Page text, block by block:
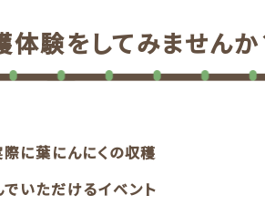
体験をしてみませんか
に葉にんにくの収穫
いただけるイベント